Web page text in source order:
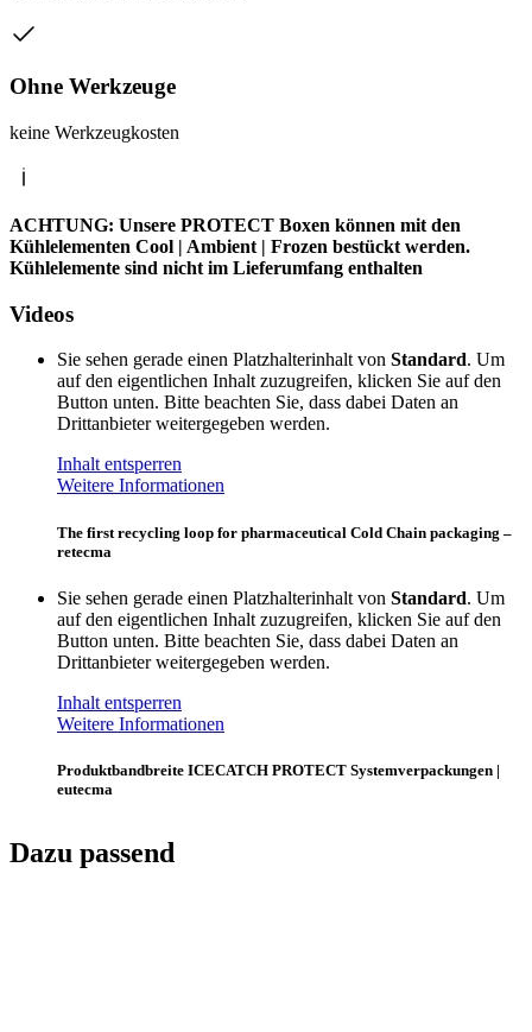
Ohne Werkzeuge
keine Werkzeugkosten
ACHTUNG: Unsere PROTECT Boxen können mit den
Kühlelementen Cool | Ambient | Frozen bestückt werden.
Kühlelemente sind nicht im Lieferumfang enthalten
Videos
Sie sehen gerade einen Platzhalterinhalt von Standard. Um
auf den eigentlichen Inhalt zuzugreifen, klicken Sie auf den
Button unten. Bitte beachten Sie, dass dabei Daten an
Drittanbieter weitergegeben werden.
Inhalt entsperren
Weitere Informationen
The first recycling loop for pharmaceutical Cold Chain packaging –
retecma
Sie sehen gerade einen Platzhalterinhalt von Standard. Um
auf den eigentlichen Inhalt zuzugreifen, klicken Sie auf den
Button unten. Bitte beachten Sie, dass dabei Daten an
Drittanbieter weitergegeben werden.
Inhalt entsperren
Weitere Informationen
Produktbandbreite ICECATCH PROTECT Systemverpackungen |
eutecma
Dazu passend